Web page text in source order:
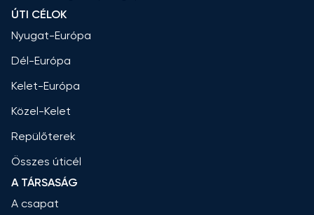
ÚTI CÉLOK
Nyugat-Európa
Dél-Európa
Kelet-Európa
Közel-Kelet
Repülőterek
Összes úticél
A TÁRSASÁG
A csapat